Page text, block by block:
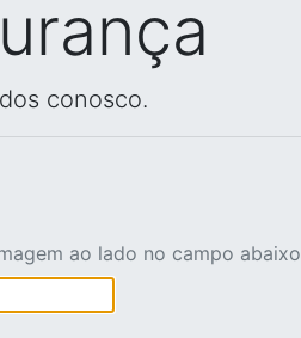
conosco.
ao lado no campo abaixo